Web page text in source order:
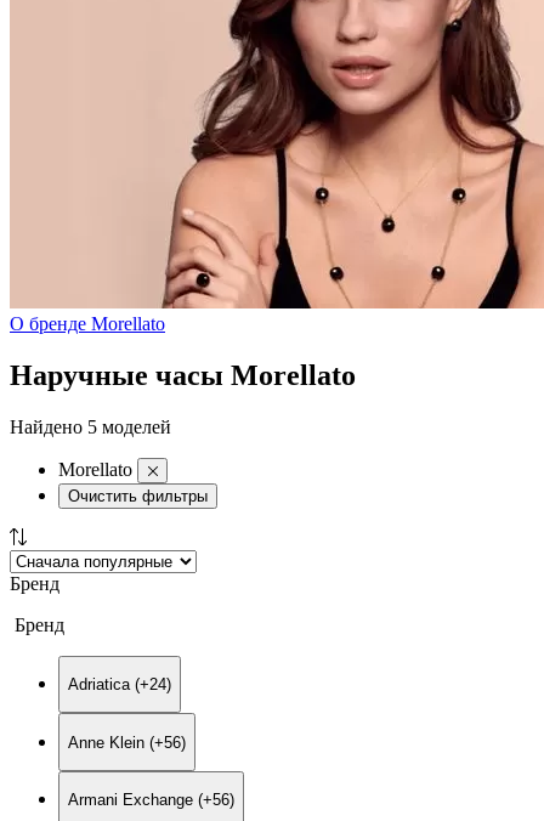
О бренде Morellato
Наручные часы Morellato
Найдено 5 моделей
Morellato
Очистить фильтры
Бренд
Бренд
Adriatica (+24)
Anne Klein (+56)
Armani Exchange (+56)